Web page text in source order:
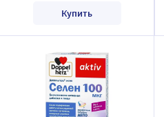
Купить